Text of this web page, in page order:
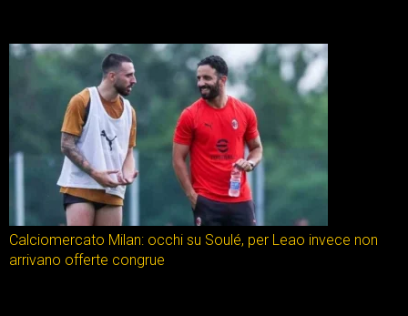
Calciomercato Milan: occhi su Soulé, per Leao invece non
arrivano offerte congrue